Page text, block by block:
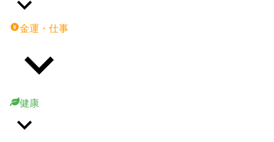
金運・仕事
健康